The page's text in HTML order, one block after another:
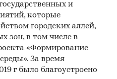
и
которые
городских аллей,
зон, в том числе в
«Формирование
За время
г было благоустроено